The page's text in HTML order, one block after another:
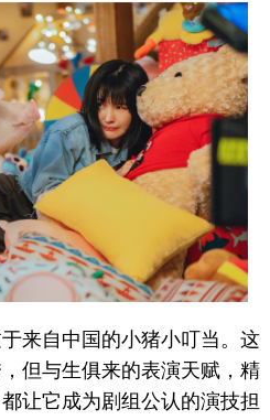
自中国的小猪小叮当。这
但与生俱来的表演天赋，精
让它成为剧组公认的演技担